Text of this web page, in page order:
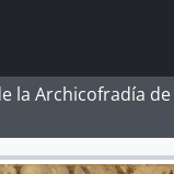
la Archicofradía